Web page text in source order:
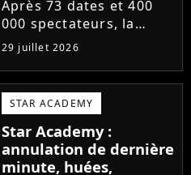
Après 73 dates et 400
000 spectateurs, la
tournée de la Star
Academy vient de se
terminer dans les
larmes. Sur les réseaux
sociaux, les élèves
adressent un dernier
message au public...
29 juillet 2026
STAR ACADEMY
Star Academy :
annulation de dernière
minute, huées,